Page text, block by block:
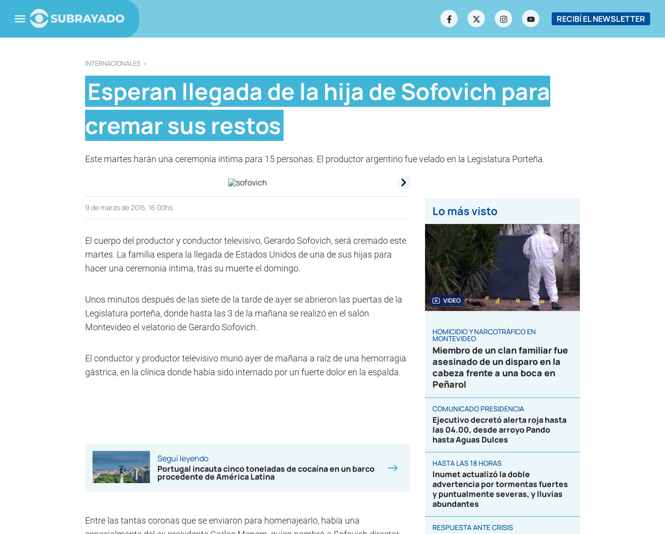
RECIBÍ EL NEWSLETTER
INTERNACIONALES >
Esperan llegada de la hija de Sofovich para
cremar sus restos
Este martes harán una ceremonia íntima para 15 personas. El productor argentino fue velado en la Legislatura Porteña.
9 de marzo de 2015, 16:00hs
El cuerpo del productor y conductor televisivo, Gerardo Sofovich, será cremado este
martes. La familia espera la llegada de Estados Unidos de una de sus hijas para
hacer una ceremonia íntima, tras su muerte el domingo.
Unos minutos después de las siete de la tarde de ayer se abrieron las puertas de la
Legislatura porteña, donde hasta las 3 de la mañana se realizó en el salón
Montevideo el velatorio de Gerardo Sofovich.
El conductor y productor televisivo murió ayer de mañana a raíz de una hemorragia
gástrica, en la clínica donde había sido internado por un fuerte dolor en la espalda.
Seguí leyendo
Portugal incauta cinco toneladas de cocaína en un barco
procedente de América Latina
Entre las tantas coronas que se enviaron para homenajearlo, había una
Lo más visto
VIDEO
HOMICIDIO Y NARCOTRÁFICO EN
MONTEVIDEO
Miembro de un clan familiar fue
asesinado de un disparo en la
cabeza frente a una boca en
Peñarol
COMUNICADO PRESIDENCIA
Ejecutivo decretó alerta roja hasta
las 04.00, desde arroyo Pando
hasta Aguas Dulces
HASTA LAS 18 HORAS
Inumet actualizó la doble
advertencia por tormentas fuertes
y puntualmente severas, y lluvias
abundantes
RESPUESTA ANTE CRISIS